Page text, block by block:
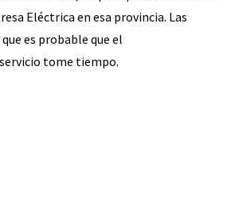
Eléctrica en esa provincia. Las
es probable que el
tome tiempo.